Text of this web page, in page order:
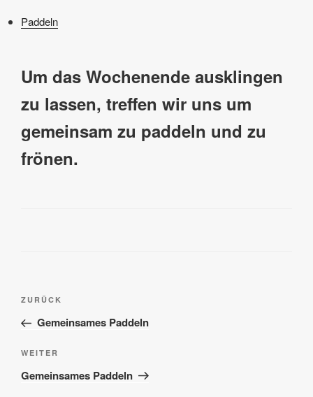
Paddeln
Um das Wochenende ausklingen
zu lassen, treffen wir uns um
gemeinsam zu paddeln und zu
frönen.
Beitragsnavigation
Vorheriger
Beitrag
ZURÜCK
Gemeinsames Paddeln
Nächster
Beitrag
WEITER
Gemeinsames Paddeln